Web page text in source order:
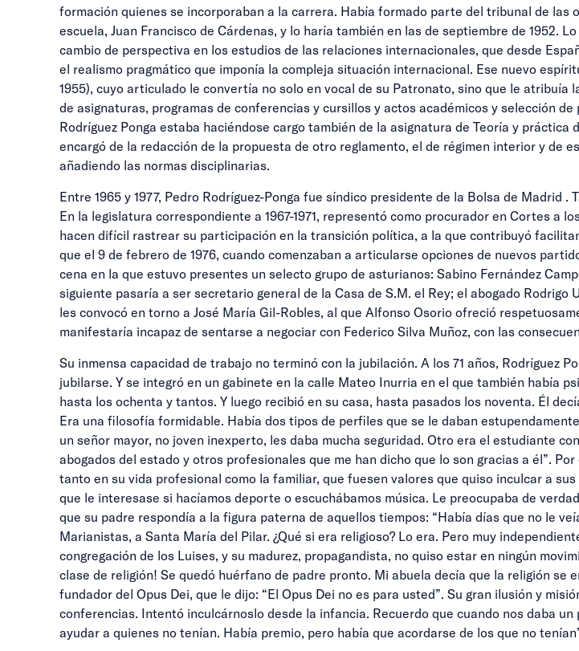
formación quienes se incorporaban a la carrera. Había formado parte del tribunal de las
escuela, Juan Francisco de Cárdenas, y lo haría también en las de septiembre de 1952.
cambio de perspectiva en los estudios de las relaciones internacionales, que desde
el realismo pragmático que imponía la compleja situación internacional. Ese nuevo
1955), cuyo articulado le convertía no solo en vocal de su Patronato, sino que le
de asignaturas, programas de conferencias y cursillos y actos académicos y selección
Rodríguez Ponga estaba haciéndose cargo también de la asignatura de Teoría y
encargó de la redacción de la propuesta de otro reglamento, el de régimen interior y de
añadiendo las normas disciplinarias.
Entre 1965 y 1977, Pedro Rodríguez-Ponga fue síndico presidente de la Bolsa de Madrid
En la legislatura correspondiente a 1967-1971, representó como procurador en Cortes a
hacen difícil rastrear su participación en la transición política, a la que contribuyó
que el 9 de febrero de 1976, cuando comenzaban a articularse opciones de nuevos
cena en la que estuvo presentes un selecto grupo de asturianos: Sabino Fernández
siguiente pasaría a ser secretario general de la Casa de S.M. el Rey; el abogado
les convocó en torno a José María Gil-Robles, al que Alfonso Osorio ofreció
manifestaría incapaz de sentarse a negociar con Federico Silva Muñoz, con las
Su inmensa capacidad de trabajo no terminó con la jubilación. A los 71 años, Rodríguez
jubilarse. Y se integró en un gabinete en la calle Mateo Inurria en el que también había
hasta los ochenta y tantos. Y luego recibió en su casa, hasta pasados los noventa. Él
Era una filosofía formidable. Había dos tipos de perfiles que se le daban
un señor mayor, no joven inexperto, les daba mucha seguridad. Otro era el estudiante
abogados del estado y otros profesionales que me han dicho que lo son gracias a él”.
tanto en su vida profesional como la familiar, que fuesen valores que quiso inculcar a
que le interesase si hacíamos deporte o escuchábamos música. Le preocupaba de
que su padre respondía a la figura paterna de aquellos tiempos: “Había días que no le
Marianistas, a Santa María del Pilar. ¿Qué si era religioso? Lo era. Pero muy
congregación de los Luises, y su madurez, propagandista, no quiso estar en ningún
clase de religión! Se quedó huérfano de padre pronto. Mi abuela decía que la religión se
fundador del Opus Dei, que le dijo: “El Opus Dei no es para usted”. Su gran ilusión y
conferencias. Intentó inculcárnoslo desde la infancia. Recuerdo que cuando nos daba
ayudar a quienes no tenían. Había premio, pero había que acordarse de los que no